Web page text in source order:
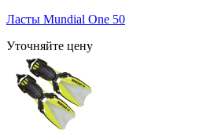
Ласты Mundial One 50
Уточняйте цену